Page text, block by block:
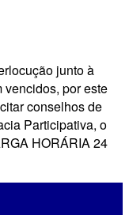
junto à
por este
conselhos de
Participativa, o
HORÁRIA 24